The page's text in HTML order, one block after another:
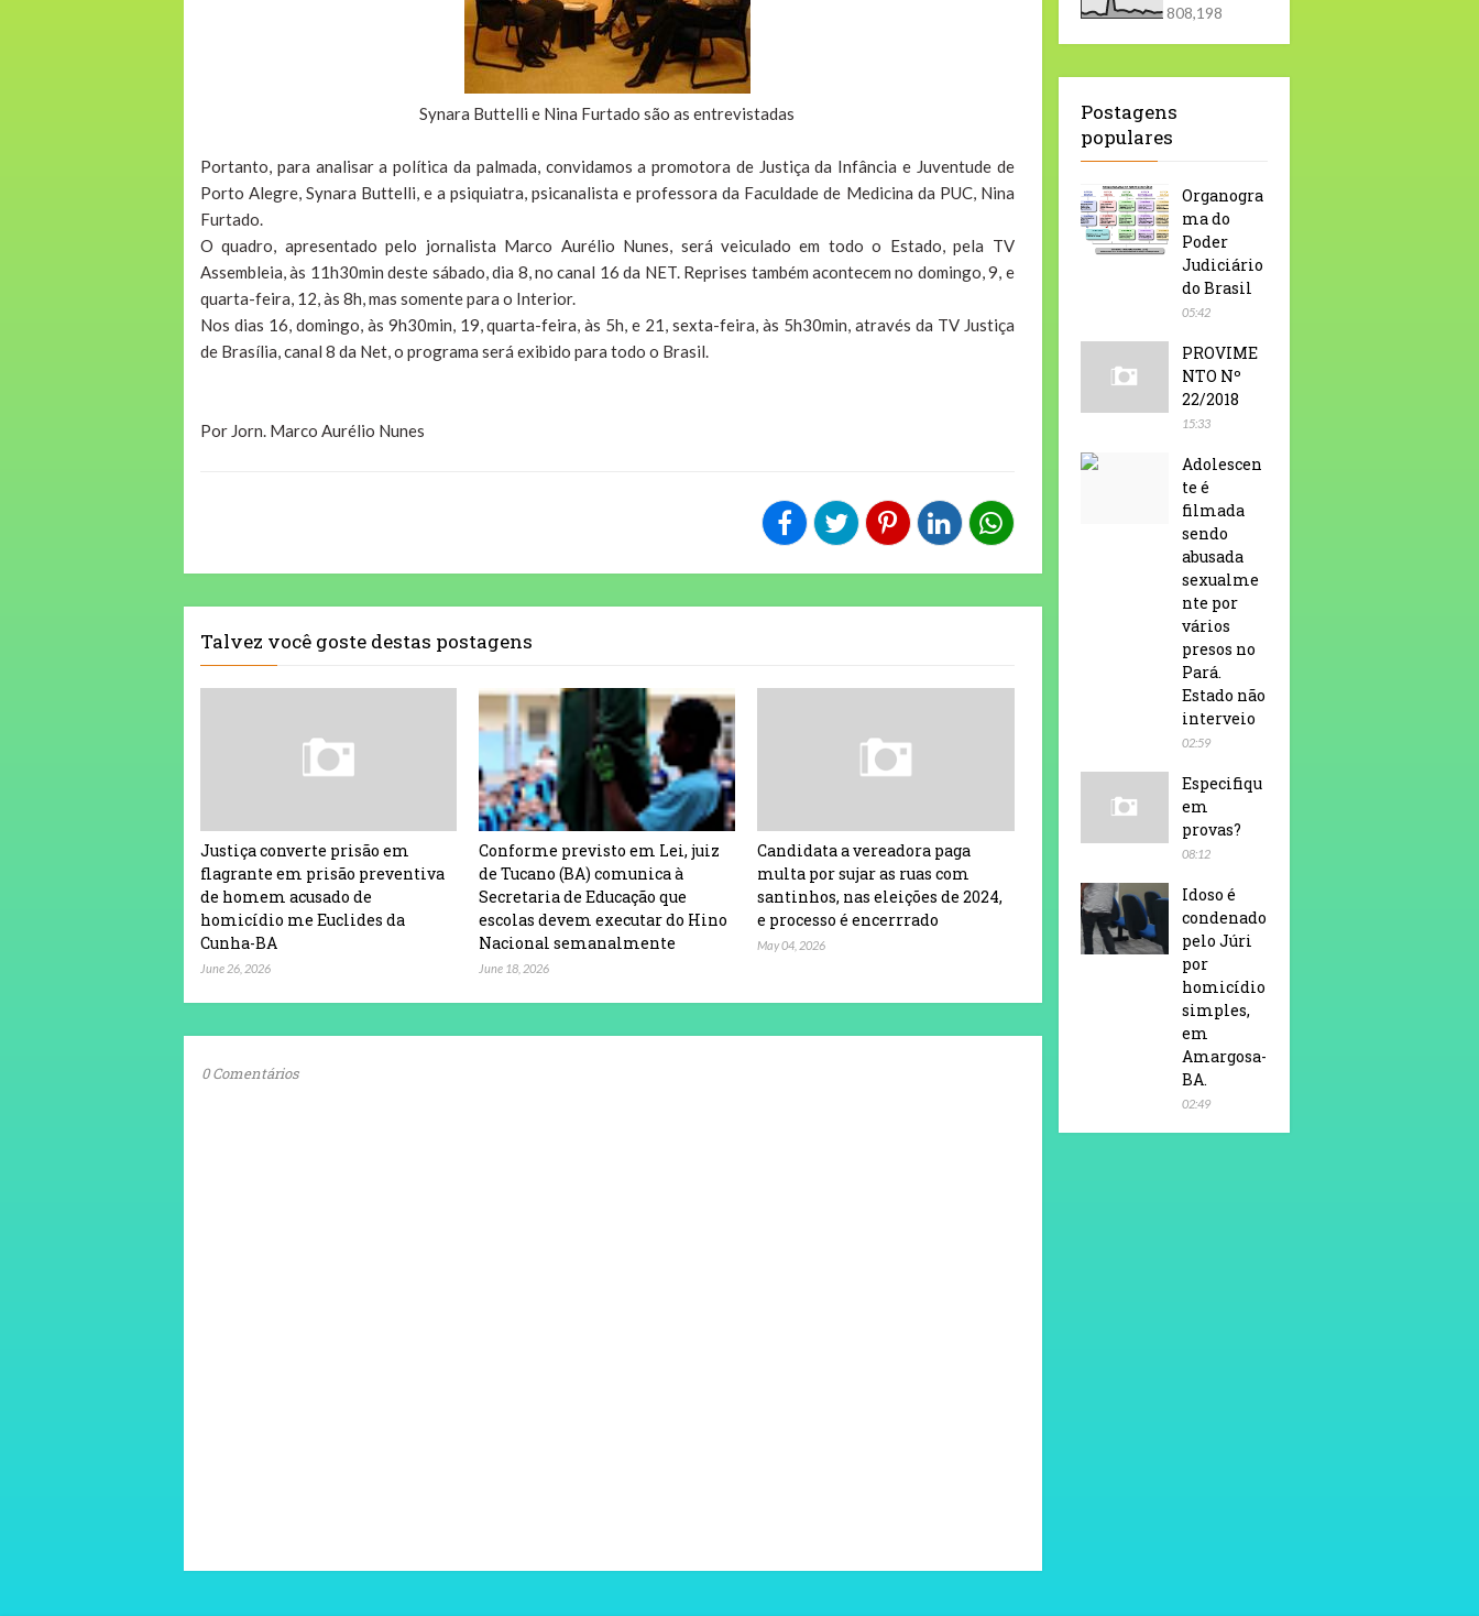
Synara Buttelli e Nina Furtado são as entrevistadas
Portanto, para analisar a política da palmada, convidamos a promotora de Justiça da Infância e Juventude de
Porto Alegre, Synara Buttelli, e a psiquiatra, psicanalista e professora da Faculdade de Medicina da PUC, Nina
Furtado.
O quadro, apresentado pelo jornalista Marco Aurélio Nunes, será veiculado em todo o Estado, pela TV
Assembleia, às 11h30min deste sábado, dia 8, no canal 16 da NET. Reprises também acontecem no domingo, 9, e
quarta-feira, 12, às 8h, mas somente para o Interior.
Nos dias 16, domingo, às 9h30min, 19, quarta-feira, às 5h, e 21, sexta-feira, às 5h30min, através da TV Justiça
de Brasília, canal 8 da Net, o programa será exibido para todo o Brasil.
Por Jorn. Marco Aurélio Nunes
Talvez você goste destas postagens
Justiça converte prisão em
flagrante em prisão preventiva
de homem acusado de
homicídio me Euclides da
Cunha-BA
June 26, 2026
Conforme previsto em Lei, juiz
de Tucano (BA) comunica à
Secretaria de Educação que
escolas devem executar do Hino
Nacional semanalmente
June 18, 2026
Candidata a vereadora paga
multa por sujar as ruas com
santinhos, nas eleições de 2024,
e processo é encerrrado
May 04, 2026
0 Comentários
808,198
Postagens
populares
Organogra
ma do
Poder
Judiciário
do Brasil
05:42
PROVIME
NTO Nº
22/2018
15:33
Adolescen
te é
filmada
sendo
abusada
sexualme
nte por
vários
presos no
Pará.
Estado não
interveio
02:59
Especifiqu
em
provas?
08:12
Idoso é
condenado
pelo Júri
por
homicídio
simples,
em
Amargosa-
BA.
02:49